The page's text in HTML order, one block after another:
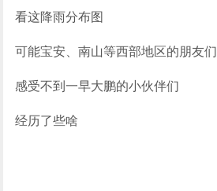
看这降雨分布图
可能宝安、南山等西部地区的朋友们
感受不到一早大鹏的小伙伴们
经历了些啥